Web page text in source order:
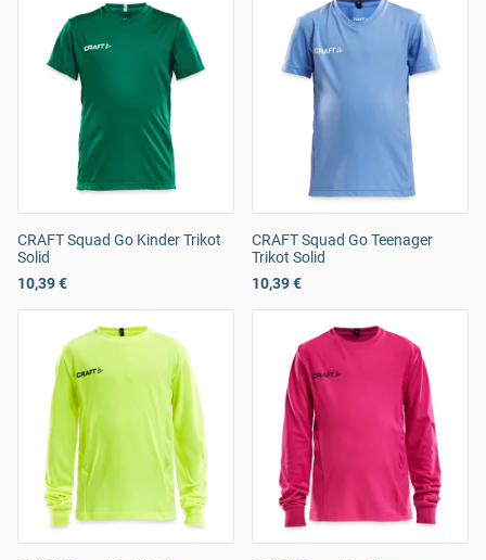
CRAFT Squad Go Kinder Trikot
Solid
10,39 €
CRAFT Squad Go Teenager
Trikot Solid
10,39 €